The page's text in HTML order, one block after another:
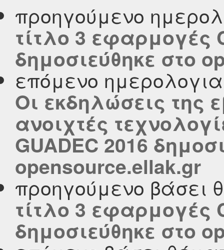
προηγούμενο
τίτλο 3 εφαρμογές
δημοσιεύθηκε στο
επόμενο
Οι εκδηλώσεις της
ανοιχτές
GUADEC 2016
opensource.ellak.gr
προηγούμενο βάσει
τίτλο 3 εφαρμογές
δημοσιεύθηκε στο